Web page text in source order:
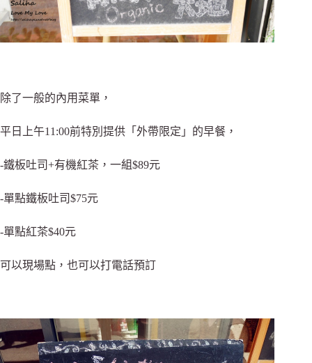
除了一般的內用菜單，
平日上午11:00前特別提供「外帶限定」的早餐，
-鐵板吐司+有機紅茶，一組$89元
-單點鐵板吐司$75元
-單點紅茶$40元
可以現場點，也可以打電話預訂